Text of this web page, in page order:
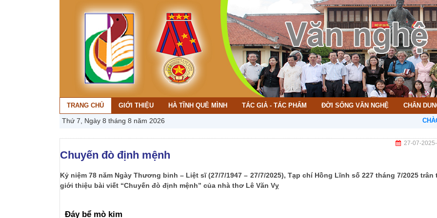
TRANG CHỦ GIỚI THIỆU HÀ TĨNH QUÊ MÌNH TÁC GIẢ - TÁC PHẨM ĐỜI SỐNG VĂN NGHỆ CHÂN
Thứ 7, Ngày 8 tháng 8 năm 2026 CHÀO
27-07-2025
Chuyến đò định mệnh
Kỷ niệm 78 năm Ngày Thương binh – Liệt sĩ (27/7/1947 – 27/7/2025), Tạp chí Hồng Lĩnh số 227 tháng 7/2025 trân
giới thiệu bài viết “Chuyến đò định mệnh” của nhà thơ Lê Văn Vỵ
Đáy bể mò kim